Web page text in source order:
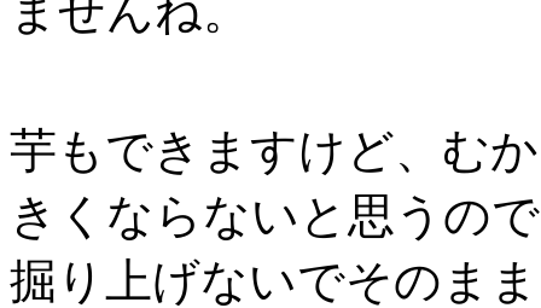
ませんね。
芋もできますけど、む
きくならないと思うの
掘り上げないでそのま